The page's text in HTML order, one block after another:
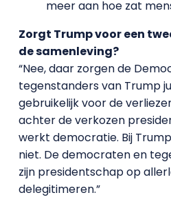
meer aan hoe zat
Zorgt Trump voor een
de samenleving?
“Nee, daar zorgen de
tegenstanders van Trump
gebruikelijk voor de
achter de verkozen
werkt democratie. Bij
niet. De democraten en
zijn presidentschap op
delegitimeren.”